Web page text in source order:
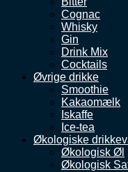
Cognac
Whisky
Gin
Drink Mix
Cocktails
Øvrige drikke
Smoothie
Kakaomælk
Iskaffe
Ice-tea
Økologiske
Økologisk Øl
Økologisk